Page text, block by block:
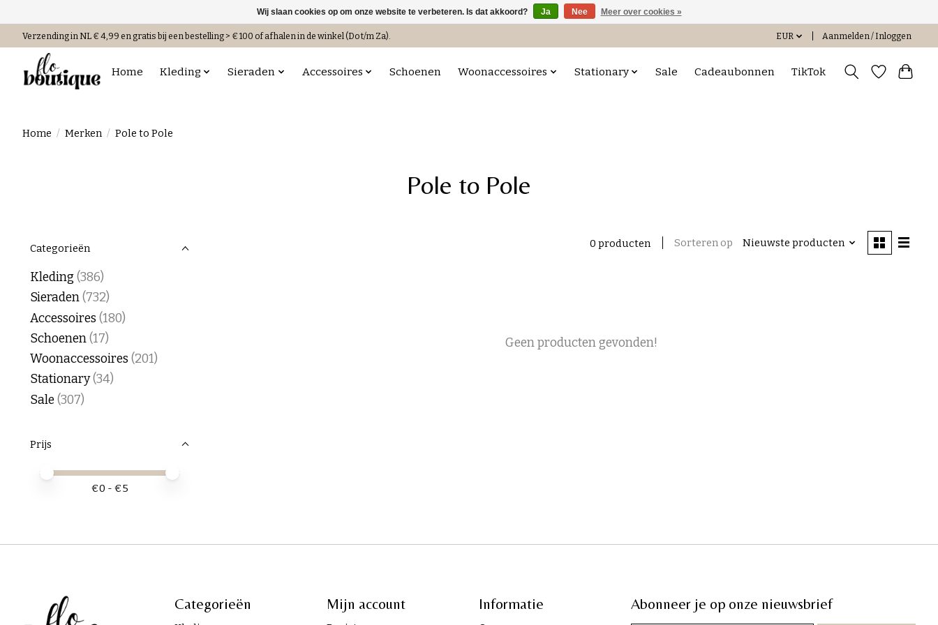
Verzending in NL € 4,99 en gratis bij een bestelling > € 100 of afhalen in de winkel (Do t/m Za). EUR Aanmelden / Inloggen
Home Kleding Sieraden Accessoires Schoenen Woonaccessoires Stationary Sale Cadeaubonnen TikTok
Home / Merken / Pole to Pole
Pole to Pole
Categorieën
Kleding(386)
Sieraden(732)
Accessoires (180)
Schoenen(17)
Woonaccessoires (201)
Stationary(34)
Sale(307)
Prijs
Minimale prijswaarde
Price maximum value
€0 - €5
0 producten Sorteren op Nieuwste producten
Geen producten gevonden!
Categorieën Mijn account Informatie Abonneer je op onze nieuwsbrief
Wij slaan cookies op om onze website te verbeteren. Is dat akkoord? Ja Nee Meer over cookies »